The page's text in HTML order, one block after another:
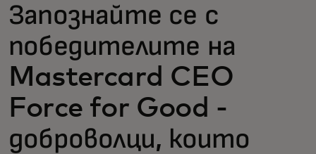
За иноватори
Новини и тенденции
Запознайте се с
победителите на
Mastercard CEO
Force for Good -
доброволци, които